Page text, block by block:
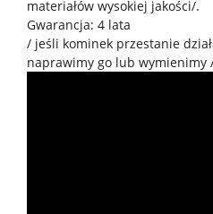
materiałów wysokiej jakości/.
Gwarancja: 4 lata
/ jeśli kominek przestanie
naprawimy go lub wymienimy